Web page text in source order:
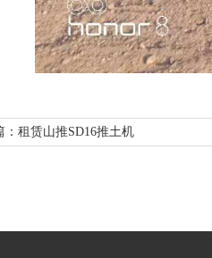
：租赁山推SD16推土机